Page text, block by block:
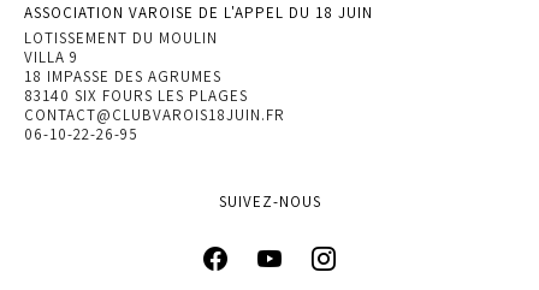
ASSOCIATION VAROISE DE L'APPEL DU 18 JUIN
LOTISSEMENT DU MOULIN
VILLA 9
18 IMPASSE DES AGRUMES
83140 SIX FOURS LES PLAGES
CONTACT@CLUBVAROIS18JUIN.FR
06-10-22-26-95
SUIVEZ-NOUS